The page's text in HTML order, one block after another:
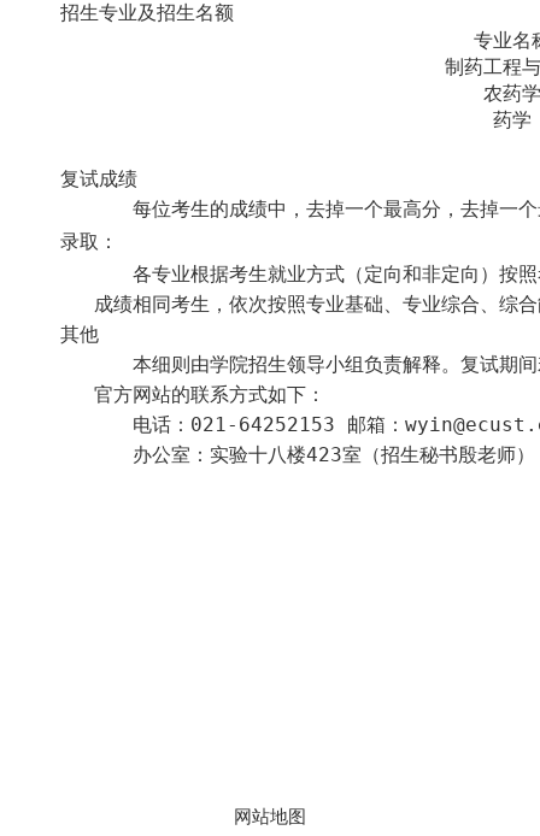
招生专业及招生名额
专业名
制药工程
农药学
药学
复试成绩
每位考生的成绩中，去掉一个最高分，去掉一
录取：
各专业根据考生就业方式（定向和非定向）按
成绩相同考生，依次按照专业基础、专业综合、综
其他
本细则由学院招生领导小组负责解释。复试期
官方网站的联系方式如下：
电话： 021-64252153 邮箱：
办公室：实验十八楼423室（招生秘书
所有 © 2023 华东理工大学药
网站地图